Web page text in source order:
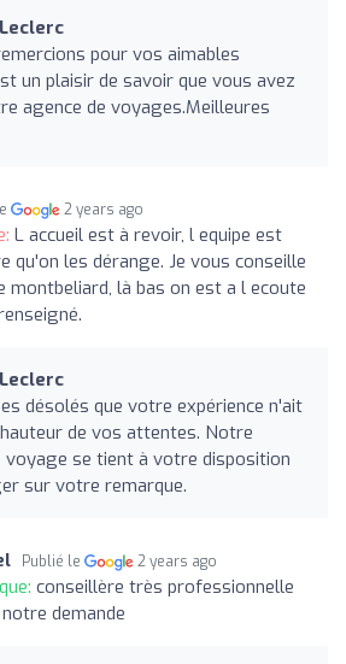
pour vos aimables
un plaisir de savoir que vous avez
agence de voyages.Meilleures
2 years ago
L accueil est à revoir, l equipe est
qu'on les dérange. Je vous conseille
montbeliard, là bas on est a l ecoute
désolés que votre expérience n'ait
de vos attentes. Notre
voyage se tient à votre disposition
sur votre remarque.
Publié le 2 years ago
conseillère très professionnelle
demande